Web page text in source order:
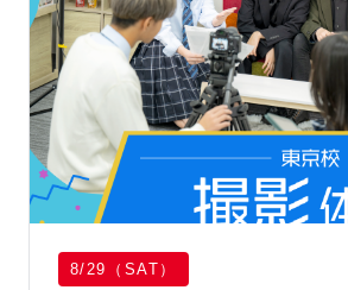
8/29（SAT）